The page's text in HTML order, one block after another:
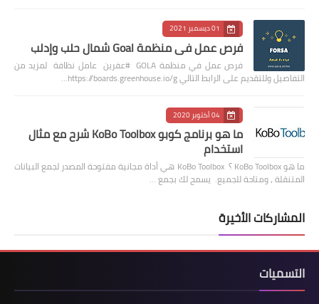
01 ديسمبر 2021
فرص عمل في منظمة Goal شمال حلب وإدلب
فرص عمل في منظمة GOLA #عفرين عامل نظافة لمزيد من
التفاصيل وللتقديم على الرابط التالي https://boards.greenhouse.io/g…
04 أكتوبر 2020
ما هو برنامج كوبو KoBo Toolbox شرح مع مثال
استخدام
ما هو KoBo Toolbox ؟ KoBo Toolbox هي أداة مجانية مفتوحة المصدر لجمع البيانات
المتنقلة ، ومتاحة للجميع. يسمح لك بجمع …
المشاركات الأخيرة
التسميات